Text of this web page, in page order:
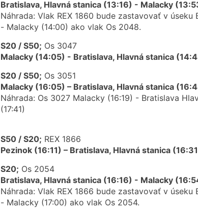
Bratislava, Hlavná stanica (13:16) - Malacky
Náhrada: Vlak REX 1860 bude zastavovať v úseku
- Malacky (14:00) ako vlak Os 2048.
S20 / S50; Os 3047
Malacky (14:05) - Bratislava, Hlavná stanica
S20 / S50; Os 3051
Malacky (16:05) – Bratislava, Hlavná stanica
Náhrada: Os 3027 Malacky (16:19) - Bratislava
(17:41)
S50 / S20; REX 1866
Pezinok (16:11) – Bratislava, Hlavná stanica
S20; Os 2054
Bratislava, Hlavná stanica (16:16) - Malacky
Náhrada: Vlak REX 1866 bude zastavovať v úseku
- Malacky (17:00) ako vlak Os 2054.